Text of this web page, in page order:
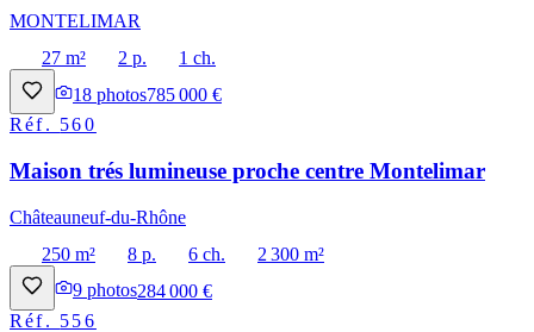
MONTELIMAR
27 m²
2 p.
1 ch.
18 photos785 000 €
Réf. 560
Maison trés lumineuse proche centre Montelimar
Châteauneuf-du-Rhône
250 m²
8 p. 6 ch.
2 300 m²
9 photos284 000 €
Réf. 556